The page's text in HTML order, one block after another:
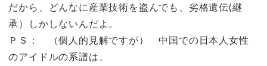
だから、どんなに産業技術を盗んでも、劣格遺伝(継
承）しかしないんだよ。
ＰＳ： （個人的見解ですが） 中国での日本人女性
のアイドルの系譜は、